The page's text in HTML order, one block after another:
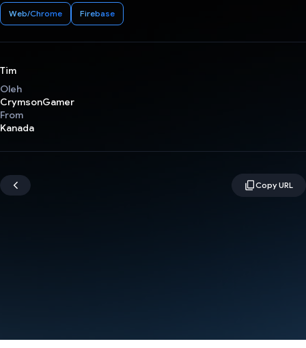
Web/Chrome Firebase
Tim
Oleh
CrymsonGamer
From
Kanada